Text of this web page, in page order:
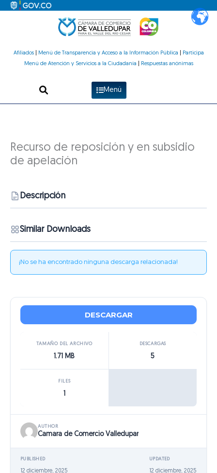
Afiliados| Menú de Transparencia y Acceso a la Información Pública
Participa
Menú de Atención y Servicios a la Ciudadanía
Respuestas anónimas
Menú
Recurso de reposición y en subsidio
de apelación
Descripción
Similar Downloads
¡No se ha encontrado ninguna descarga relacionada!
DESCARGAR
TAMAÑO DEL ARCHIVO
1.71 MB
DESCARGAS
5
FILES
AUTHOR
Camara de Comercio Valledupar
PUBLISHED
12 diciembre, 2025
UPDATED
12 diciembre, 2025